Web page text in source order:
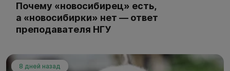
Почему «новосибирец» есть,
а «новосибирки» нет — ответ
преподавателя НГУ
8 дней назад